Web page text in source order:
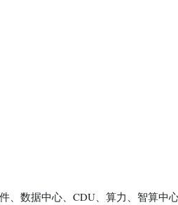
、数据中心、CDU、算力、智算中